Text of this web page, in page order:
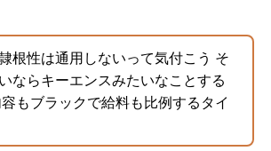
根性は通用しないって気付こう そ
ならキーエンスみたいなことする
もブラックで給料も比例するタイ